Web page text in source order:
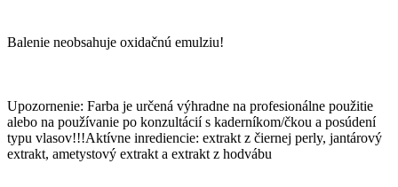
Balenie neobsahuje oxidačnú emulziu!
Upozornenie: Farba je určená výhradne na profesionálne použitie
alebo na používanie po konzultácií s kaderníkom/čkou a posúdení
typu vlasov!!!Aktívne inrediencie: extrakt z čiernej perly, jantárový
extrakt, ametystový extrakt a extrakt z hodvábu